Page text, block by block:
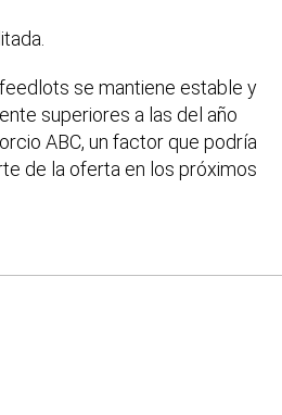
se mantiene estable y
superiores a las del año
ABC, un factor que podría
de la oferta en los próximos